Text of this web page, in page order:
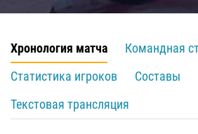
Хронология матча
Командная
Статистика игроков
Составы
Текстовая трансляция